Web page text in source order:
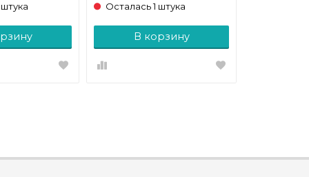
Осталась 1 штука
В корзину